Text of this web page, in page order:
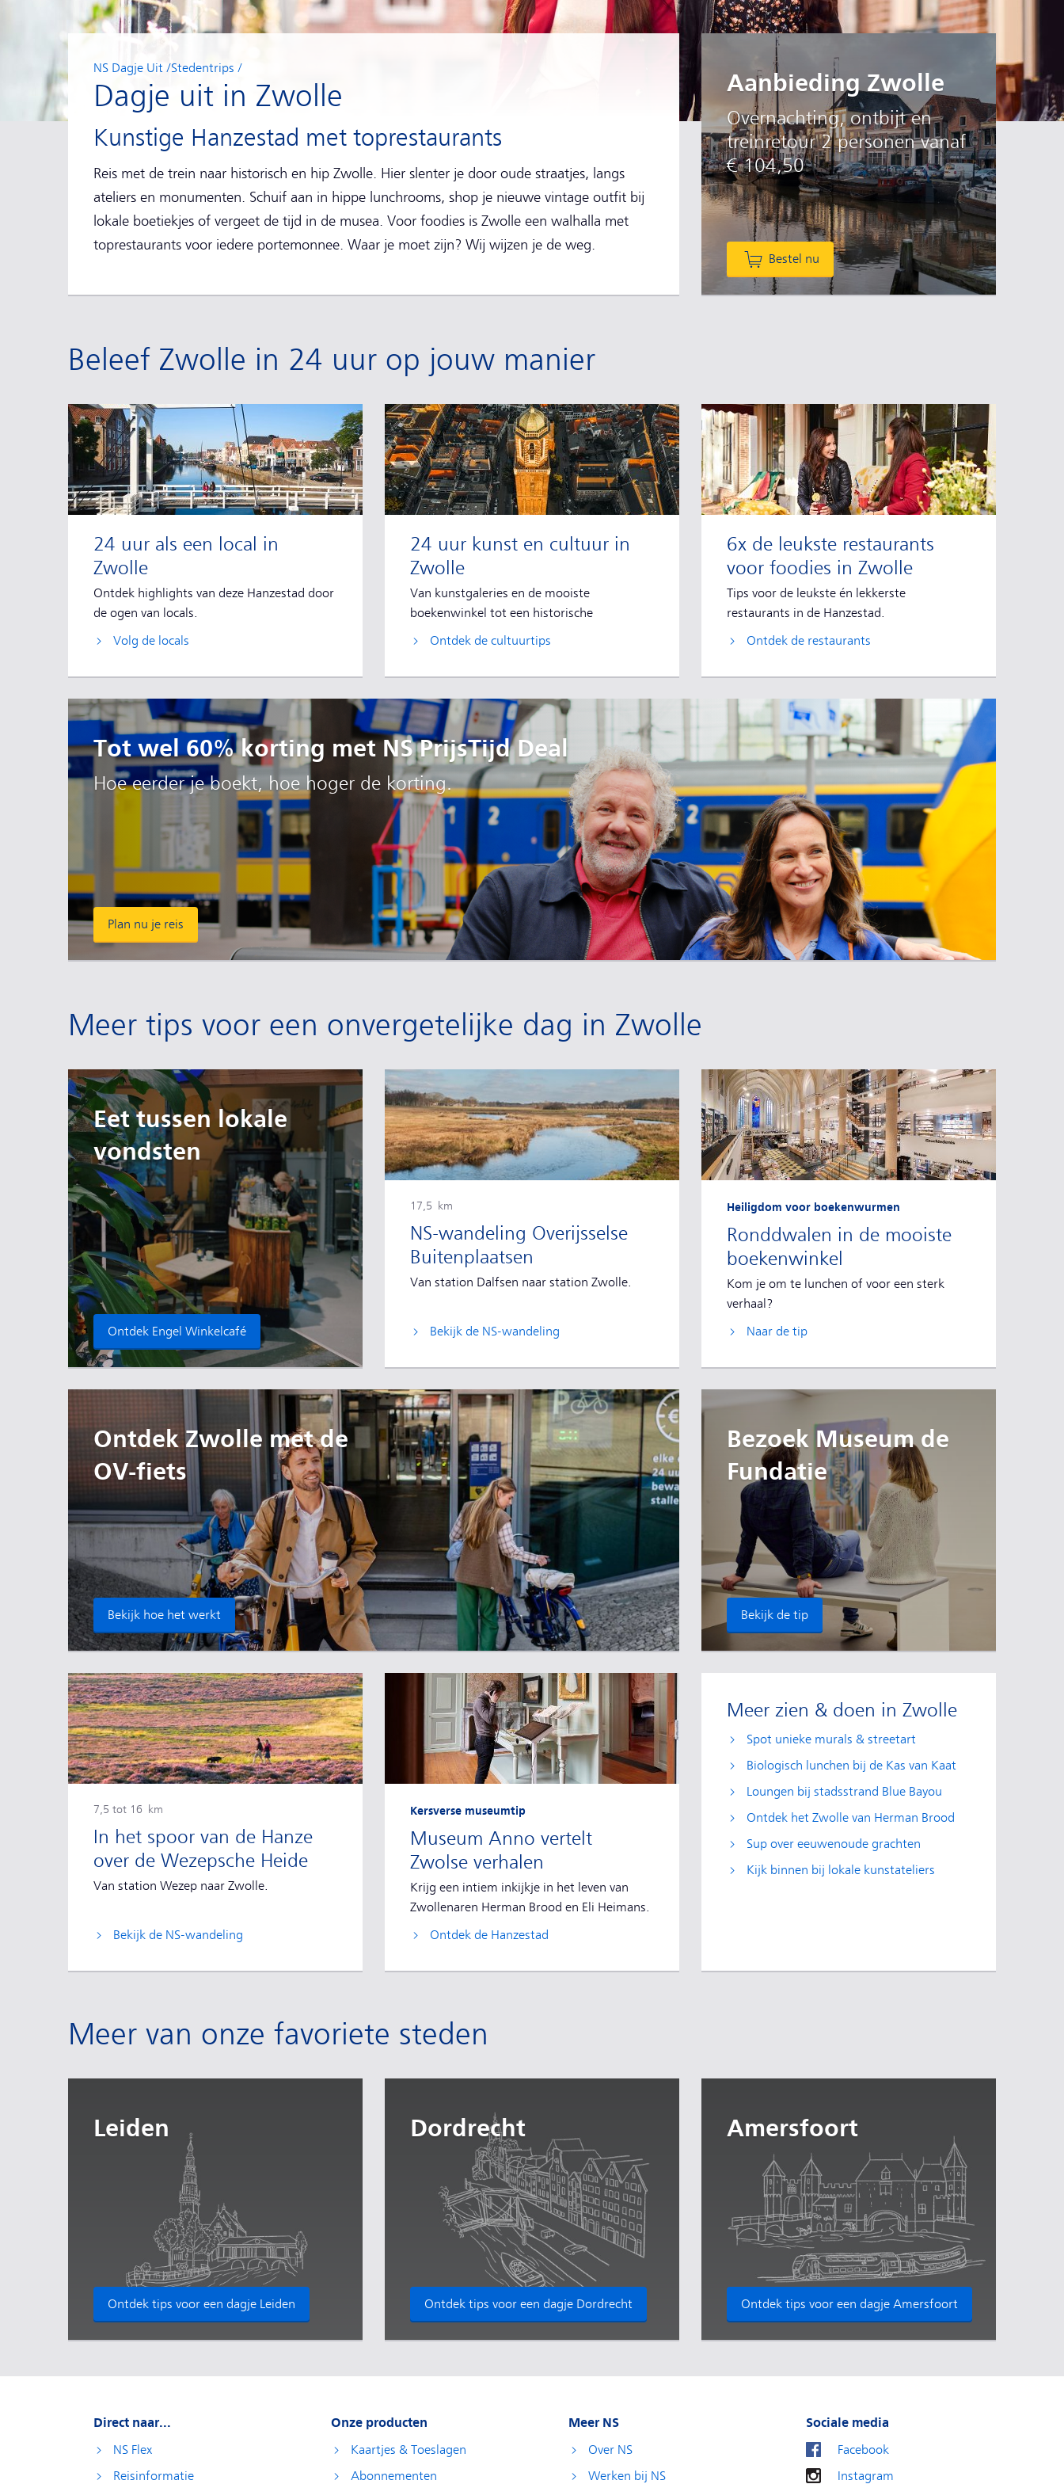
NS Dagje Uit Stedentrips
Dagje uit in Zwolle
Kunstige Hanzestad met toprestaurants
Reis met de trein naar historisch en hip Zwolle. Hier slenter je door oude straatjes, langs
ateliers en monumenten. Schuif aan in hippe lunchrooms, shop je nieuwe vintage outfit bij
lokale boetiekjes of vergeet de tijd in de musea. Voor foodies is Zwolle een walhalla met
toprestaurants voor iedere portemonnee. Waar je moet zijn? Wij wijzen je de weg.
Aanbieding Zwolle
Overnachting, ontbijt en
treinretour 2 personen vanaf
€ 104,50
Bestel nu
Beleef Zwolle in 24 uur op jouw manier
24 uur als een local in
Zwolle
Ontdek highlights van deze Hanzestad door
de ogen van locals.
Volg de locals
24 uur kunst en cultuur in
Zwolle
Van kunstgaleries en de mooiste
boekenwinkel tot een historische
stadswandeling.
Ontdek de cultuurtips
6x de leukste restaurants
voor foodies in Zwolle
Tips voor de leukste én lekkerste
restaurants in de Hanzestad.
Ontdek de restaurants
Tot wel 60% korting met NS PrijsTijd Deal
Hoe eerder je boekt, hoe hoger de korting.
Plan nu je reis
Meer tips voor een onvergetelijke dag in Zwolle
Eet tussen lokale
vondsten
Ontdek Engel Winkelcafé
NS-wandeling Overijsselse
Buitenplaatsen
17,5 km
Van station Dalfsen naar station Zwolle.
Bekijk de NS-wandeling
Ronddwalen in de mooiste
boekenwinkel
Heiligdom voor boekenwurmen
Kom je om te lunchen of voor een sterk
verhaal?
Naar de tip
Ontdek Zwolle met de
OV-fiets
Bekijk hoe het werkt
Bezoek Museum de
Fundatie
Bekijk de tip
In het spoor van de Hanze
over de Wezepsche Heide
7,5 tot 16 km
Van station Wezep naar Zwolle.
Bekijk de NS-wandeling
Museum Anno vertelt
Zwolse verhalen
Kersverse museumtip
Krijg een intiem inkijkje in het leven van
Zwollenaren Herman Brood en Eli Heimans.
Ontdek de Hanzestad
Meer zien & doen in Zwolle
Spot unieke murals & streetart
Biologisch lunchen bij de Kas van Kaat
Loungen bij stadsstrand Blue Bayou
Ontdek het Zwolle van Herman Brood
Sup over eeuwenoude grachten
Kijk binnen bij lokale kunstateliers
Meer van onze favoriete steden
Leiden
Ontdek tips voor een dagje Leiden
Dordrecht
Ontdek tips voor een dagje Dordrecht
Amersfoort
Ontdek tips voor een dagje Amersfoort
Direct naar...
NS Flex
Reisinformatie
Onze producten
Kaartjes & Toeslagen
Abonnementen
Meer NS
Over NS
Werken bij NS
Sociale media
Facebook
Instagram